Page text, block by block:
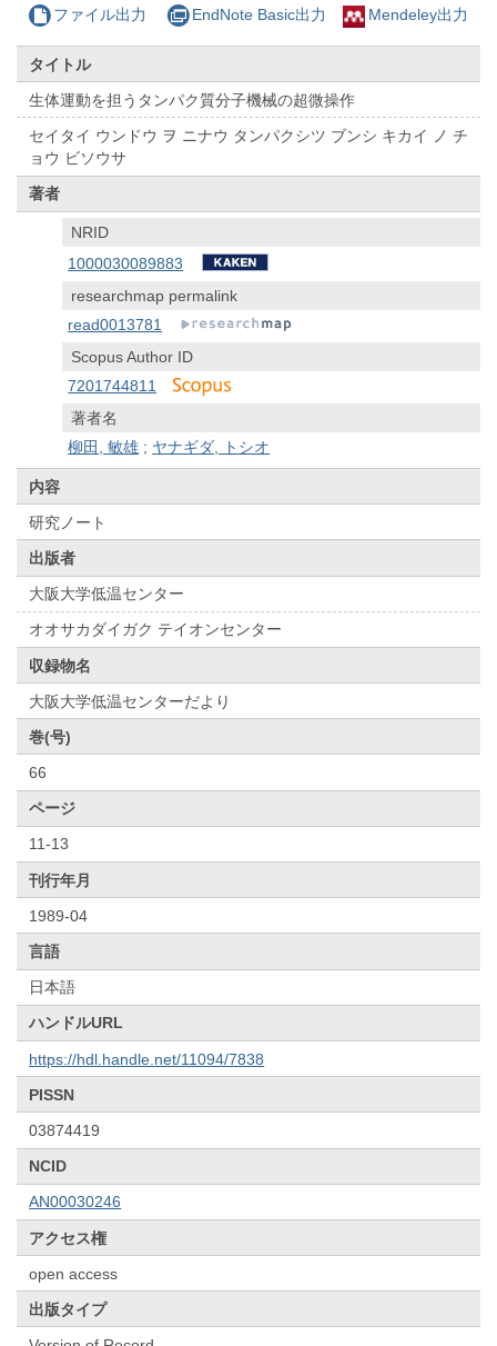
ファイル出力 EndNote Basic出力 Mendeley出力
タイトル
生体運動を担うタンパク質分子機械の超微操作
セイタイ ウンドウ ヲ ニナウ タンパクシツ ブンシ キカイ ノ チ
ョウ ビソウサ
著者
NRID
1000030089883
researchmap permalink
read0013781
Scopus Author ID
7201744811
著者名
柳田, 敏雄 ; ヤナギダ, トシオ
内容
研究ノート
出版者
大阪大学低温センター
オオサカダイガク テイオンセンター
収録物名
大阪大学低温センターだより
巻(号)
66
ページ
11-13
刊行年月
1989-04
言語
日本語
ハンドルURL
https://hdl.handle.net/11094/7838
PISSN
03874419
NCID
AN00030246
アクセス権
open access
出版タイプ